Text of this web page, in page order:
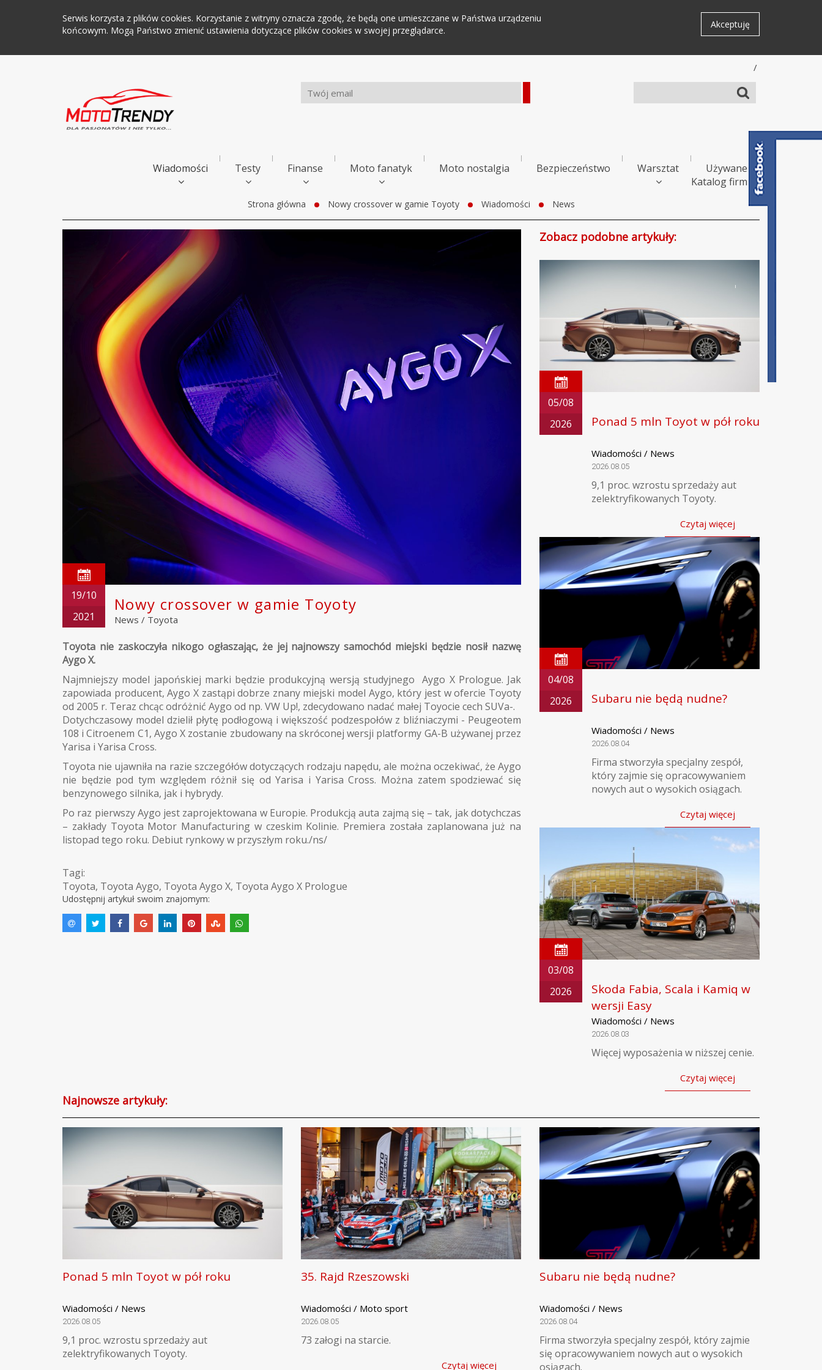
Serwis korzysta z plików cookies. Korzystanie z witryny oznacza zgodę, że będą one umieszczane w Państwa urządzeniu
końcowym. Mogą Państwo zmienić ustawienia dotyczące plików cookies w swojej przeglądarce.
Akceptuję
/
Wiadomości Testy Finanse Moto fanatyk Moto nostalgia Bezpieczeństwo Warsztat
Używane
Katalog firm
Strona główna Nowy crossover w gamie Toyoty Wiadomości News
19/10
2021
Nowy crossover w gamie Toyoty
News / Toyota
Toyota nie zaskoczyła nikogo ogłaszając, że jej najnowszy samochód miejski będzie nosił nazwę
Aygo X.
Najmniejszy model japońskiej marki będzie produkcyjną wersją studyjnego Aygo X Prologue. Jak
zapowiada producent, Aygo X zastąpi dobrze znany miejski model Aygo, który jest w ofercie Toyoty
od 2005 r. Teraz chcąc odróżnić Aygo od np. VW Up!, zdecydowano nadać małej Toyocie cech SUVa-.
Dotychczasowy model dzielił płytę podłogową i większość podzespołów z bliźniaczymi - Peugeotem
108 i Citroenem C1, Aygo X zostanie zbudowany na skróconej wersji platformy GA-B używanej przez
Yarisa i Yarisa Cross.
Toyota nie ujawniła na razie szczegółów dotyczących rodzaju napędu, ale można oczekiwać, że Aygo
nie będzie pod tym względem różnił się od Yarisa i Yarisa Cross. Można zatem spodziewać się
benzynowego silnika, jak i hybrydy.
Po raz pierwszy Aygo jest zaprojektowana w Europie. Produkcją auta zajmą się – tak, jak dotychczas
– zakłady Toyota Motor Manufacturing w czeskim Kolinie. Premiera została zaplanowana już na
listopad tego roku. Debiut rynkowy w przyszłym roku./ns/
Tagi:
Toyota, Toyota Aygo, Toyota Aygo X, Toyota Aygo X Prologue
Udostępnij artykuł swoim znajomym:
Zobacz podobne artykuły:
05/08
2026
Ponad 5 mln Toyot w pół roku
Wiadomości / News
2026.08.05
9,1 proc. wzrostu sprzedaży aut
zelektryfikowanych Toyoty.
Czytaj więcej
04/08
2026
Subaru nie będą nudne?
Wiadomości / News
2026.08.04
Firma stworzyła specjalny zespół,
który zajmie się opracowywaniem
nowych aut o wysokich osiągach.
Czytaj więcej
03/08
2026
Skoda Fabia, Scala i Kamiq w
wersji Easy
Wiadomości / News
2026.08.03
Więcej wyposażenia w niższej cenie.
Czytaj więcej
Najnowsze artykuły:
Ponad 5 mln Toyot w pół roku
Wiadomości / News
2026.08.05
9,1 proc. wzrostu sprzedaży aut
zelektryfikowanych Toyoty.
35. Rajd Rzeszowski
Wiadomości / Moto sport
2026.08.05
73 załogi na starcie.
Czytaj więcej
Subaru nie będą nudne?
Wiadomości / News
2026.08.04
Firma stworzyła specjalny zespół, który zajmie
się opracowywaniem nowych aut o wysokich
osiągach.